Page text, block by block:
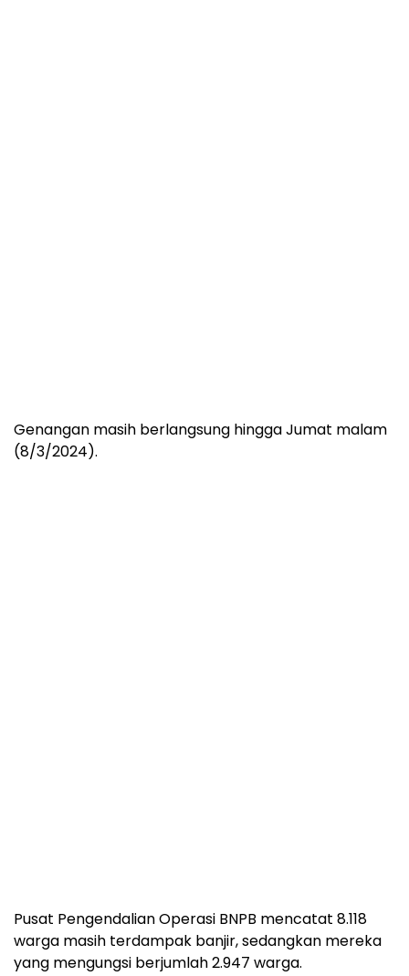
Genangan masih berlangsung hingga Jumat malam
(8/3/2024).
Pusat Pengendalian Operasi BNPB mencatat 8.118
warga masih terdampak banjir, sedangkan mereka
yang mengungsi berjumlah 2.947 warga.